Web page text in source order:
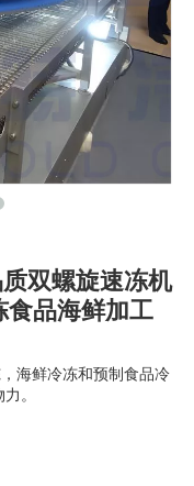
双螺旋速冻机
食品海鲜加工
海鲜冷冻和预制食品冷
。